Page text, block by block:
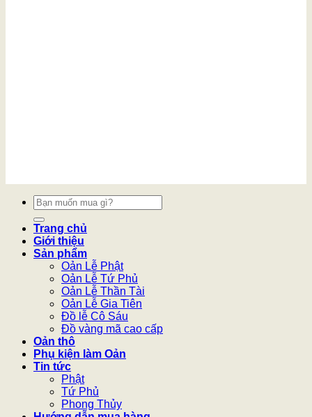
Tìm
kiếm:
Trang chủ
Giới thiệu
Sản phẩm
Oản Lễ Phật
Oản Lễ Tứ Phủ
Oản Lễ Thần Tài
Oản Lễ Gia Tiên
Đồ lễ Cô Sáu
Đồ vàng mã cao cấp
Oản thô
Phụ kiện làm Oản
Tin tức
Phật
Tứ Phủ
Phong Thủy